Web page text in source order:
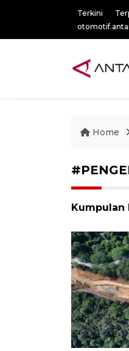
Terkini
Home
Kumpulan